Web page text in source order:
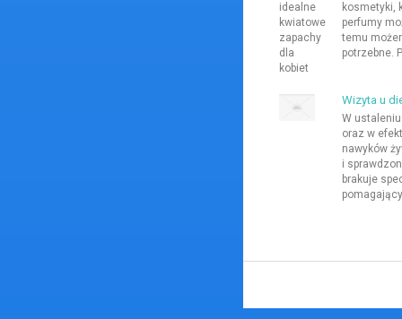
kosmetyki,
perfumy
temu
potrzebne.
Wizyta u
W
oraz w
nawyków
i
brakuje